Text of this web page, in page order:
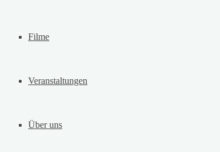
Filme
Veranstaltungen
Über uns